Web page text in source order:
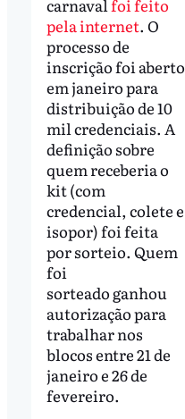
carnavalfoi feito
pela internet. O
processo de
inscrição foi aberto
em janeiro para
distribuição de 10
mil credenciais. A
definição sobre
quem receberia o
kit (com
credencial, colete e
isopor) foi feita
por sorteio. Quem
foi
sorteado ganhou
autorização para
trabalhar nos
blocos entre 21 de
janeiro e 26 de
fevereiro.